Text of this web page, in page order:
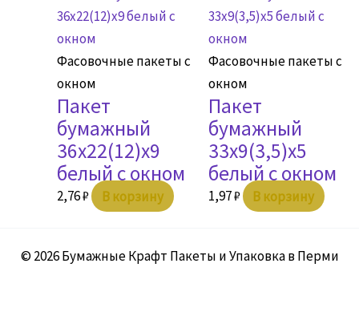
Фасовочные пакеты с
окном
Пакет
бумажный
36х22(12)х9
белый с окном
2,76₽ В корзину
Фасовочные пакеты с
окном
Пакет
бумажный
33х9(3,5)х5
белый с окном
1,97₽ В корзину
© 2026 Бумажные Крафт Пакеты и Упаковка в Перми